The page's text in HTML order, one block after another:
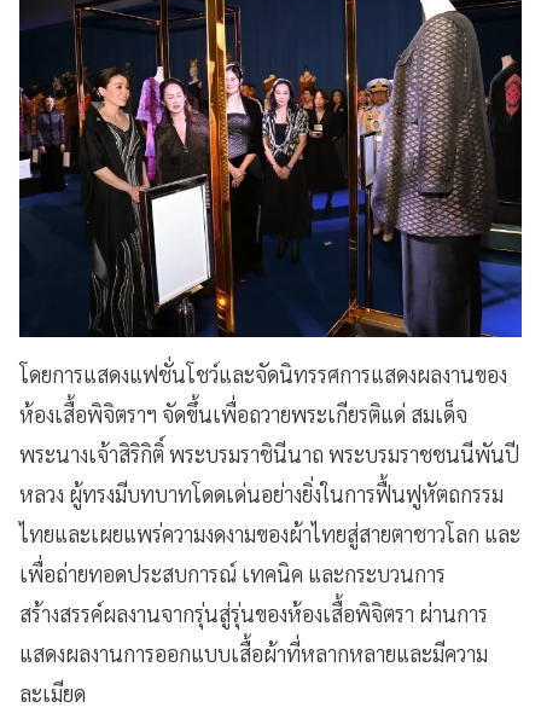
โดยการแสดงแฟชั่นโชว์และจัดนิทรรศการแสดงผลงานของ
ห้องเสื้อพิจิตราฯ จัดขึ้นเพื่อถวายพระเกียรติแด่ สมเด็จ
พระนางเจ้าสิริกิติ์ พระบรมราชินีนาถ พระบรมราชชนนีพันปี
หลวง ผู้ทรงมีบทบาทโดดเด่นอย่างยิ่งในการฟื้นฟูหัตถกรรม
ไทยและเผยแพร่ความงดงามของผ้าไทยสู่สายตาชาวโลก และ
เพื่อถ่ายทอดประสบการณ์ เทคนิค และกระบวนการ
สร้างสรรค์ผลงานจากรุ่นสู่รุ่นของห้องเสื้อพิจิตรา ผ่านการ
แสดงผลงานการออกแบบเสื้อผ้าที่หลากหลายและมีความ
ละเมียด